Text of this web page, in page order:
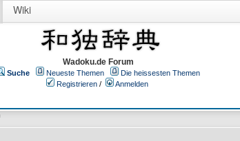
Wiki
Wadoku.de Forum
Suche Neueste Themen
Die heissesten Themen
Registrieren / Anmelden